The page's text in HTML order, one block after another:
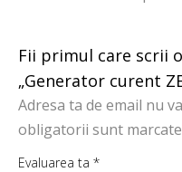
Fii primul care scrii
„Generator curent
Adresa ta de email nu
obligatorii sunt
Evaluarea ta *